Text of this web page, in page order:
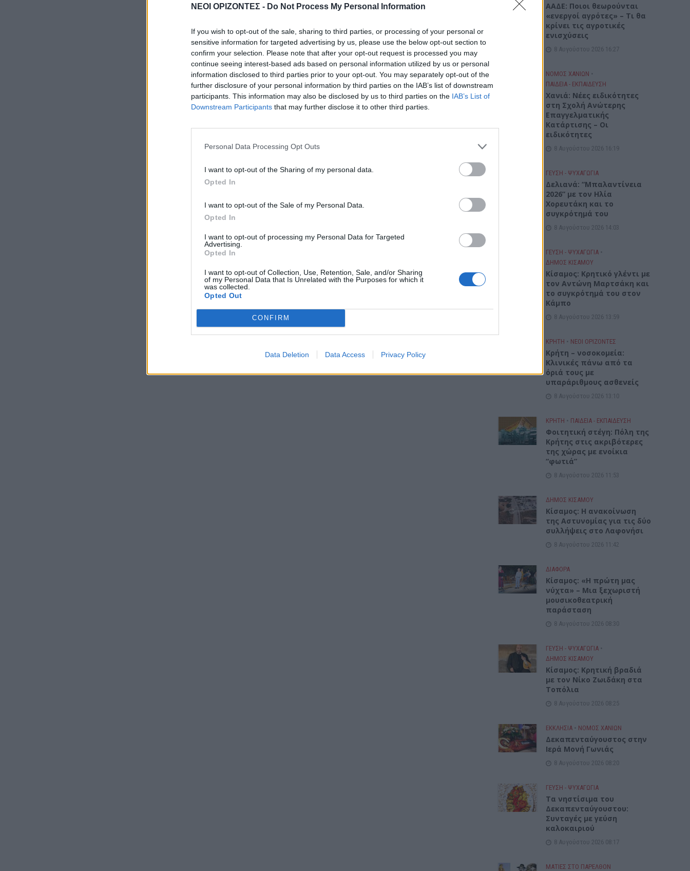
ΝΕΟΙ ΟΡΙΖΟΝΤΕΣ - Do Not Process My Personal Information
If you wish to opt-out of the sale, sharing to third parties, or processing of your personal or
sensitive information for targeted advertising by us, please use the below opt-out section to
confirm your selection. Please note that after your opt-out request is processed you may
continue seeing interest-based ads based on personal information utilized by us or personal
information disclosed to third parties prior to your opt-out. You may separately opt-out of the
further disclosure of your personal information by third parties on the IAB’s list of downstream
participants. This information may also be disclosed by us to third parties on the IAB’s List of
Downstream Participants that may further disclose it to other third parties.
Personal Data Processing Opt Outs
I want to opt-out of the Sharing of my personal data.
Opted In
I want to opt-out of the Sale of my Personal Data.
Opted In
I want to opt-out of processing my Personal Data for Targeted
Advertising.
Opted In
I want to opt-out of Collection, Use, Retention, Sale, and/or Sharing
of my Personal Data that Is Unrelated with the Purposes for which it
was collected.
Opted Out
CONFIRM
Data Deletion Data Access Privacy Policy
ΑΑΔΕ: Ποιοι θεωρούνται
«ενεργοί αγρότες» – Τι θα
κρίνει τις αγροτικές
ενισχύσεις
8 Αυγούστου 2026 16:27
ΝΟΜΌΣ ΧΑΝΊΩΝ •
ΠΑΙΔΕΙΑ - ΕΚΠΑΙΔΕΥΣΗ
Χανιά: Νέες ειδικότητες
στη Σχολή Ανώτερης
Επαγγελματικής
Κατάρτισης – Οι
ειδικότητες
8 Αυγούστου 2026 16:19
ΓΕΎΣΗ - ΨΥΧΑΓΩΓΊΑ
Δελιανά: “Μπαλαντίνεια
2026” με τον Ηλία
Χορευτάκη και το
συγκρότημά του
8 Αυγούστου 2026 14:03
ΓΕΎΣΗ - ΨΥΧΑΓΩΓΊΑ •
ΔΉΜΟΣ ΚΙΣΆΜΟΥ
Kίσαμος: Κρητικό γλέντι με
τον Αντώνη Μαρτσάκη και
το συγκρότημά του στον
Κάμπο
8 Αυγούστου 2026 13:59
ΚΡΗΤΗ • ΝΕΟΙ ΟΡΙΖΟΝΤΕΣ
Κρήτη – νοσοκομεία:
Κλινικές πάνω από τα
όριά τους με
υπαράριθμους ασθενείς
8 Αυγούστου 2026 13:10
ΚΡΗΤΗ • ΠΑΙΔΕΙΑ - ΕΚΠΑΙΔΕΥΣΗ
Φοιτητική στέγη: Πόλη της
Κρήτης στις ακριβότερες
της χώρας με ενοίκια
“φωτιά”
8 Αυγούστου 2026 11:53
ΔΉΜΟΣ ΚΙΣΆΜΟΥ
Κίσαμος: Η ανακοίνωση
της Αστυνομίας για τις δύο
συλλήψεις στο Λαφονήσι
8 Αυγούστου 2026 11:42
ΔΙΆΦΟΡΑ
Κίσαμος: «Η πρώτη μας
νύχτα» – Μια ξεχωριστή
μουσικοθεατρική
παράσταση
8 Αυγούστου 2026 08:30
ΓΕΎΣΗ - ΨΥΧΑΓΩΓΊΑ •
ΔΉΜΟΣ ΚΙΣΆΜΟΥ
Kίσαμος: Κρητική βραδιά
με τον Νίκο Ζωιδάκη στα
Τοπόλια
8 Αυγούστου 2026 08:25
ΕΚΚΛΗΣΙΑ • ΝΟΜΌΣ ΧΑΝΊΩΝ
Δεκαπενταύγουστος στην
Ιερά Μονή Γωνιάς
8 Αυγούστου 2026 08:20
ΓΕΎΣΗ - ΨΥΧΑΓΩΓΊΑ
Τα νηστίσιμα του
Δεκαπενταύγουστου:
Συνταγές με γεύση
καλοκαιριού
8 Αυγούστου 2026 08:17
ΜΑΤΙΕΣ ΣΤΟ ΠΑΡΕΛΘΟΝ